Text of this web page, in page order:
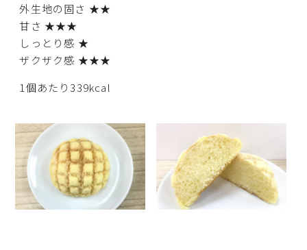
外生地の固さ ★★
甘さ ★★★
しっとり感 ★
ザクザク感 ★★★
1個あたり339kcal